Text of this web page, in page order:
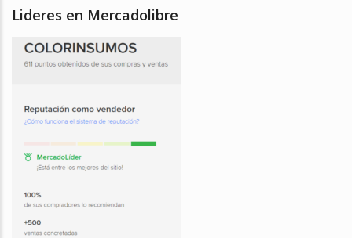
Lideres en Mercadolibre